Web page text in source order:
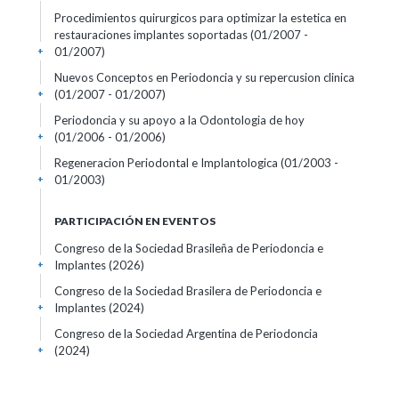
Procedimientos quirurgicos para optimizar la estetica en
restauraciones implantes soportadas(01/2007 -
01/2007)
+
Nuevos Conceptos en Periodoncia y su repercusion clinica
(01/2007 - 01/2007)
+
Periodoncia y su apoyo a la Odontologia de hoy
(01/2006 - 01/2006)
+
Regeneracion Periodontal e Implantologica (01/2003 -
01/2003)
+
PARTICIPACIÓN EN EVENTOS
Congreso de la Sociedad Brasileña de Periodoncia e
Implantes(2026)
+
Congreso de la Sociedad Brasilera de Periodoncia e
Implantes(2024)
+
Congreso de la Sociedad Argentina de Periodoncia
(2024)
+